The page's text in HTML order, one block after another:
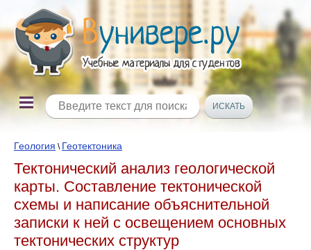
Геология \ Геотектоника
Тектонический анализ геологической
карты. Составление тектонической
схемы и написание объяснительной
записки к ней с освещением основных
тектонических структур